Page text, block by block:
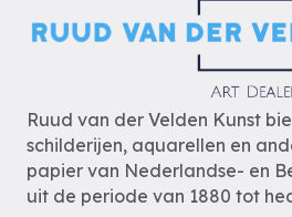
Ruud van der Velden Kunst
schilderijen, aquarellen en
papier van Nederlandse- en
uit de periode van 1880 tot